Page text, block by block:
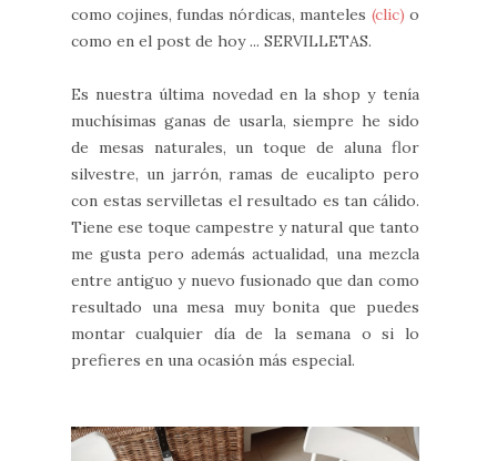
como cojines, fundas nórdicas, manteles (clic) o
como en el post de hoy ... SERVILLETAS.
Es nuestra última novedad en la shop y tenía
muchísimas ganas de usarla, siempre he sido
de mesas naturales, un toque de aluna flor
silvestre, un jarrón, ramas de eucalipto pero
con estas servilletas el resultado es tan cálido.
Tiene ese toque campestre y natural que tanto
me gusta pero además actualidad, una mezcla
entre antiguo y nuevo fusionado que dan como
resultado una mesa muy bonita que puedes
montar cualquier día de la semana o si lo
prefieres en una ocasión más especial.